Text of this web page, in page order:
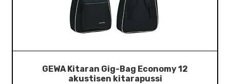
GEWA Kitaran Gig-Bag Economy 12
akustisen kitarapussi